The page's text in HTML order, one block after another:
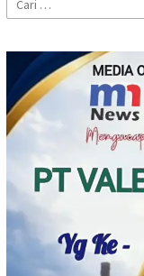
untuk: